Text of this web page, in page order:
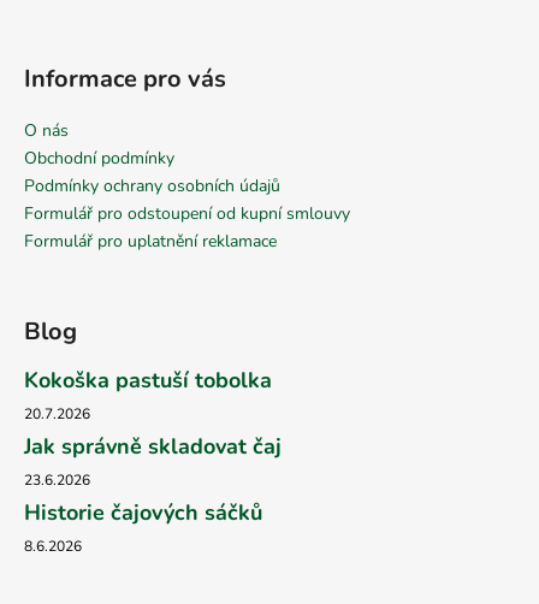
Informace pro vás
O nás
Obchodní podmínky
Podmínky ochrany osobních údajů
Formulář pro odstoupení od kupní smlouvy
Formulář pro uplatnění reklamace
Blog
Kokoška pastuší tobolka
20.7.2026
Jak správně skladovat čaj
23.6.2026
Historie čajových sáčků
8.6.2026